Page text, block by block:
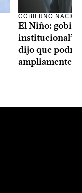
GOBIERNO
El Niño:
institucional”
dijo que
ampliamente”